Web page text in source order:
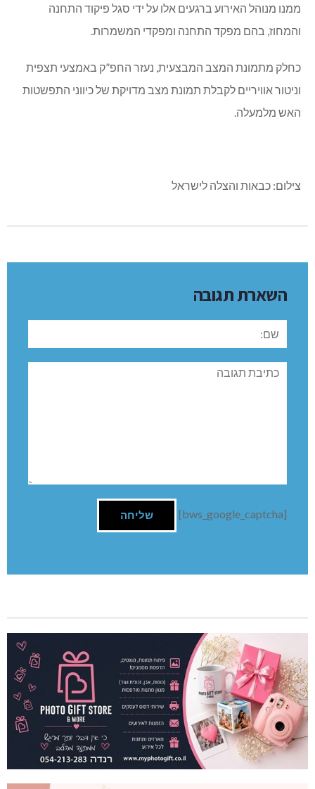
ממנו מנוהל האירוע ברגעים אלו על ידי סגל פיקוד התחנה
והמחוז, בהם מפקד התחנה ומפקדי המשמרות.
כחלק מתמונת המצב המבצעית, נעזר החפ”ק באמצעי תצפית
וניטור אוויריים לקבלת תמונת מצב מדויקת של כיווני התפשטות
האש מלמעלה.
צילום: כבאות והצלה לישראל
השארת תגובה
שם:
תגובה
[bws_google_captcha]